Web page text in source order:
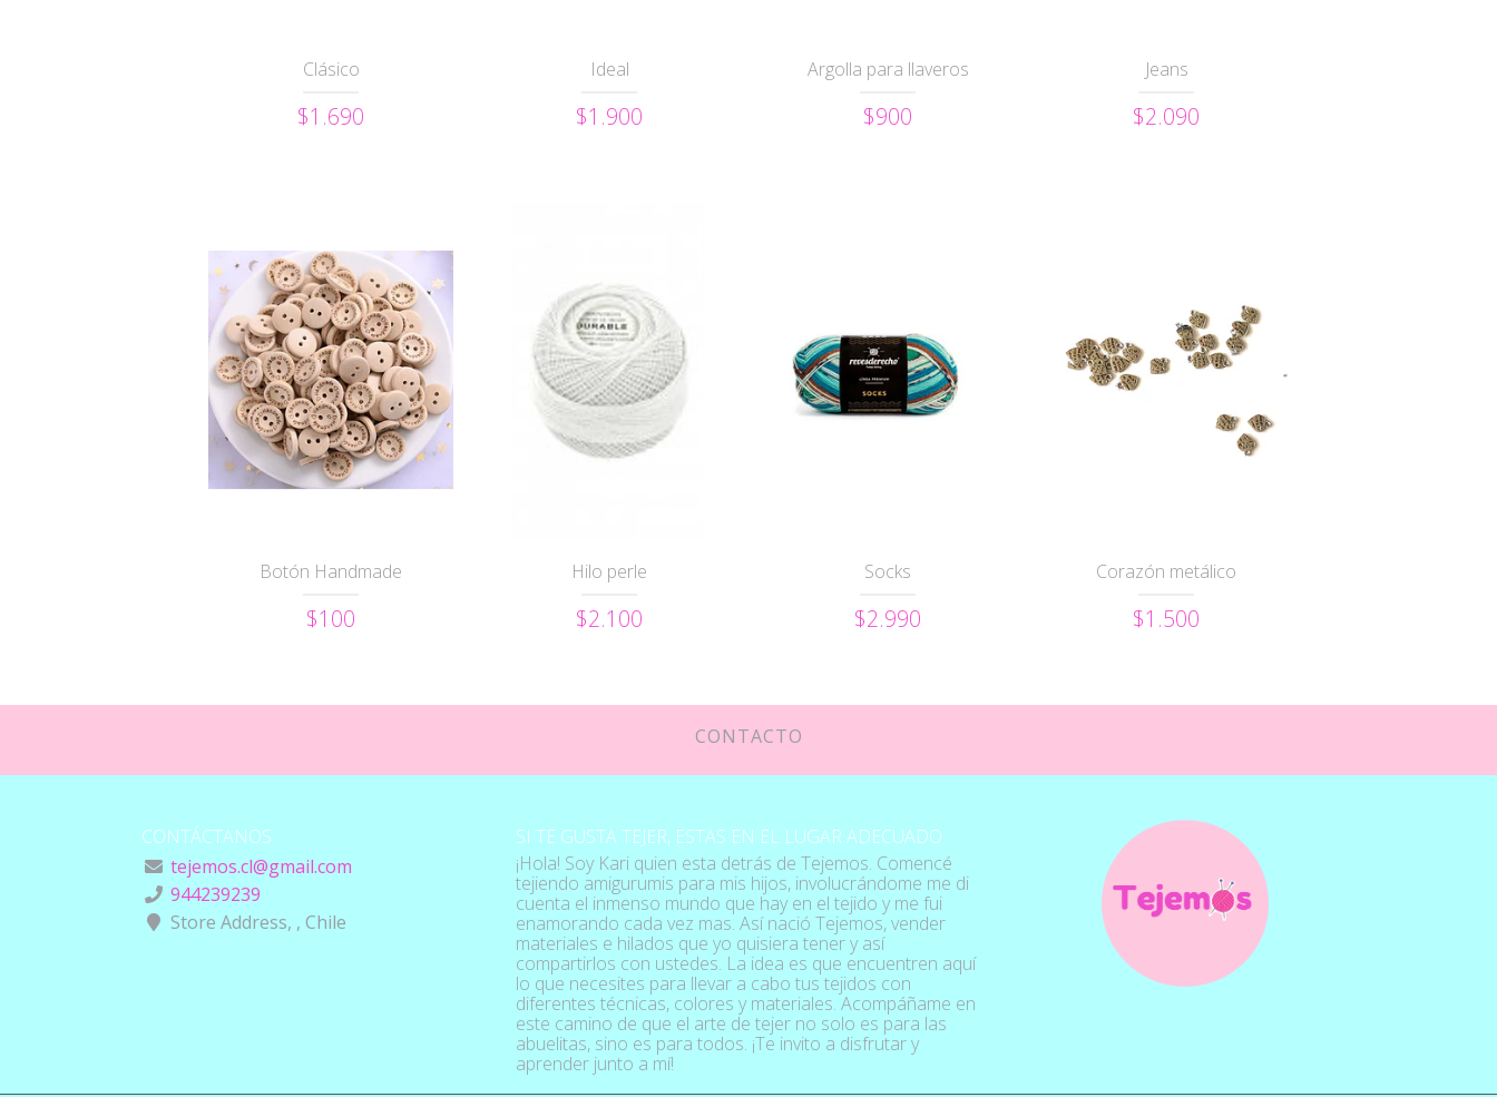
Clásico
$1.690
Ideal
$1.900
Argolla para llaveros
$900
Jeans
$2.090
Botón Handmade
$100
Hilo perle
$2.100
Socks
$2.990
Corazón metálico
$1.500
CONTACTO
CONTÁCTANOS
tejemos.cl@gmail.com
944239239
Store Address, , Chile
SI TE GUSTA TEJER, ESTAS EN EL LUGAR ADECUADO
¡Hola! Soy Kari quien esta detrás de Tejemos. Comencé
tejiendo amigurumis para mis hijos, involucrándome me di
cuenta el inmenso mundo que hay en el tejido y me fui
enamorando cada vez mas. Así nació Tejemos, vender
materiales e hilados que yo quisiera tener y así
compartirlos con ustedes. La idea es que encuentren aquí
lo que necesites para llevar a cabo tus tejidos con
diferentes técnicas, colores y materiales. Acompáñame en
este camino de que el arte de tejer no solo es para las
abuelitas, sino es para todos. ¡Te invito a disfrutar y
aprender junto a mí!